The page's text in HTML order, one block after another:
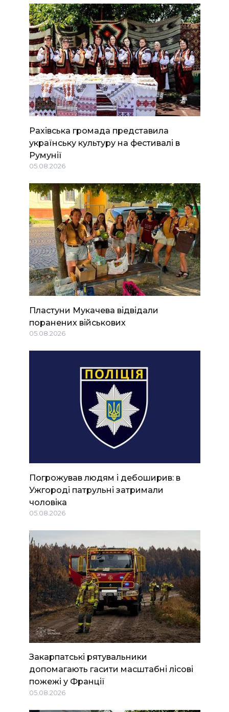
Рахівська громада представила
українську культуру на фестивалі в
Румунії
05.08.2026
Пластуни Мукачева відвідали
поранених військових
05.08.2026
Погрожував людям і дебоширив: в
Ужгороді патрульні затримали
чоловіка
05.08.2026
Закарпатські рятувальники
допомагають гасити масштабні лісові
пожежі у Франції
05.08.2026